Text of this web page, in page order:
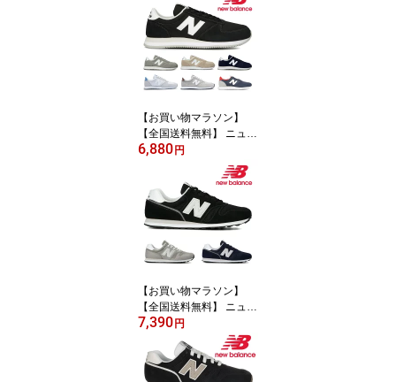
2457 232457W SKECH
ERS スリッポン Slip ins
Summits High Range ス
ポーツ 軽量 ストレッチ
アッパー 洗濯機洗い ト
レーニング
【お買い物マラソン】
【全国送料無料】 ニュー
バランス スニーカー レ
ディース メンズ UL420
M new balance クラシッ
ク
6,880 円
【お買い物マラソン】
【全国送料無料】 ニュー
バランス スニーカー メ
ンズ レディース ML373
new balance
7,390 円